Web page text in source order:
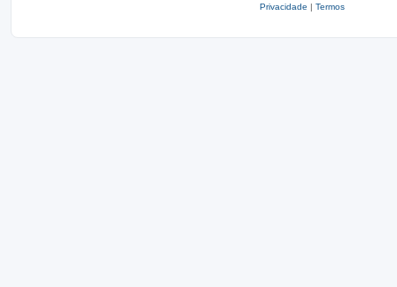
Privacidade | Termos